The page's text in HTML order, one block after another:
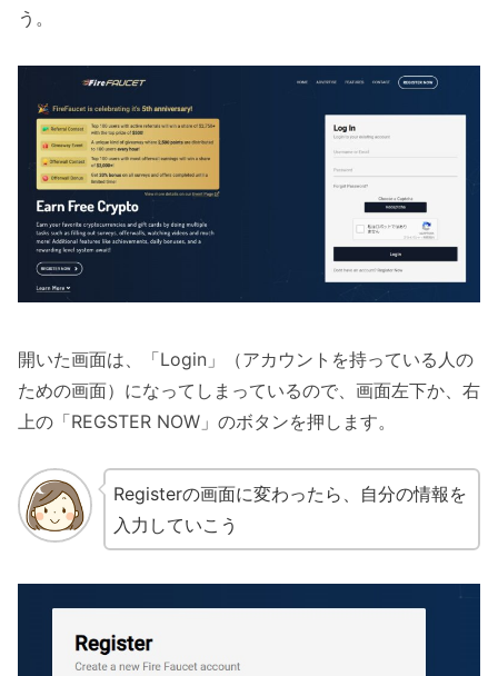
う。
開いた画面は、「Login」（アカウントを持っている人の
ための画面）になってしまっているので、画面左下か、右
上の「REGSTER NOW」のボタンを押します。
Registerの画面に変わったら、自分の情報を
入力していこう